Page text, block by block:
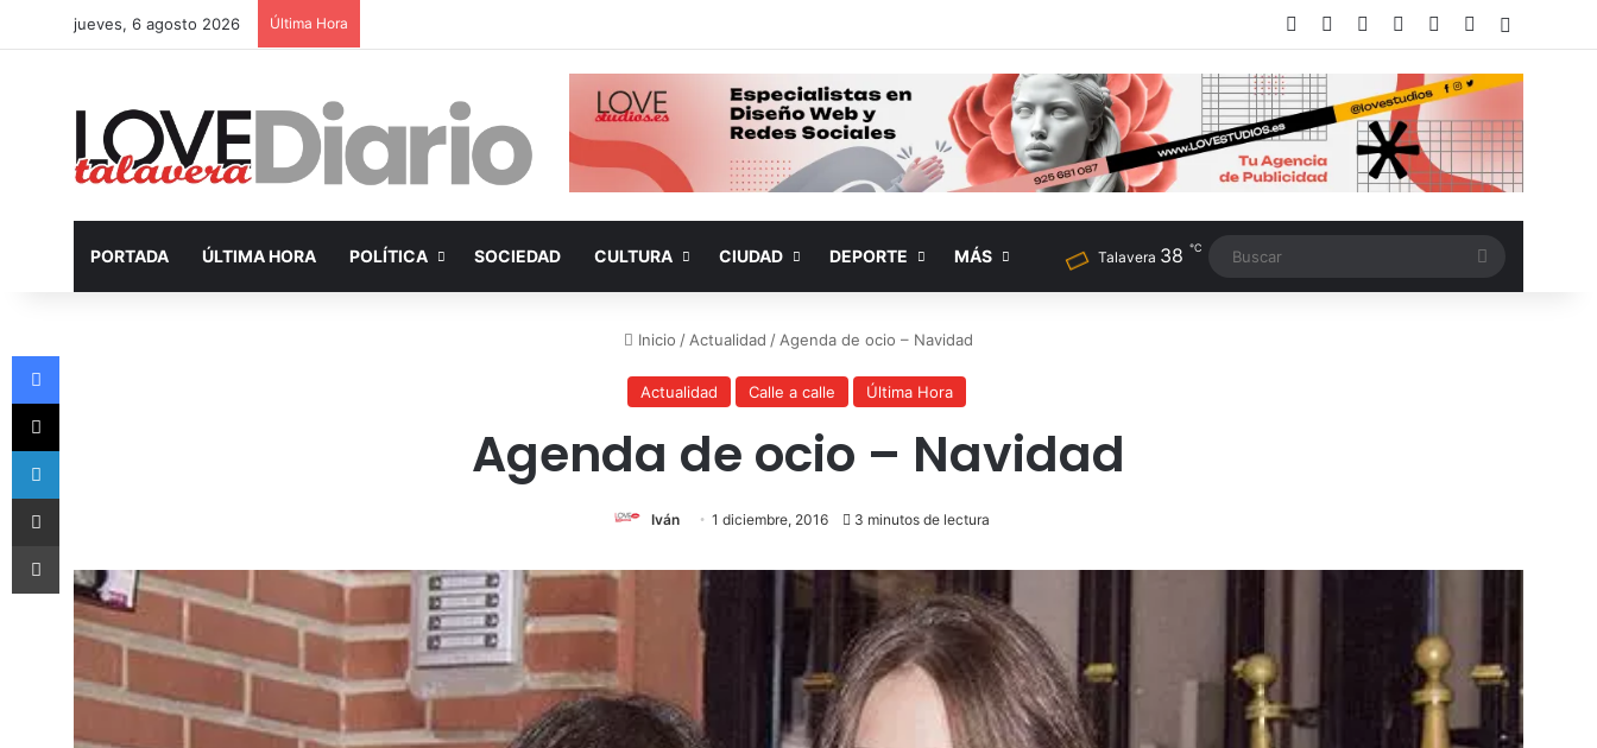
jueves, 6 agosto 2026 Última Hora Facebook LinkedInInstagram
TikTokRSS
PORTADA ÚLTIMA HORA POLÍTICA SOCIEDAD CULTURA CIUDAD DEPORTE MÁS Talavera 38 ℃
Inicio / Actualidad / Agenda de ocio – Navidad
Actualidad Calle a calle Última Hora
Agenda de ocio – Navidad
Iván 1 diciembre, 2016 3 minutos de lectura